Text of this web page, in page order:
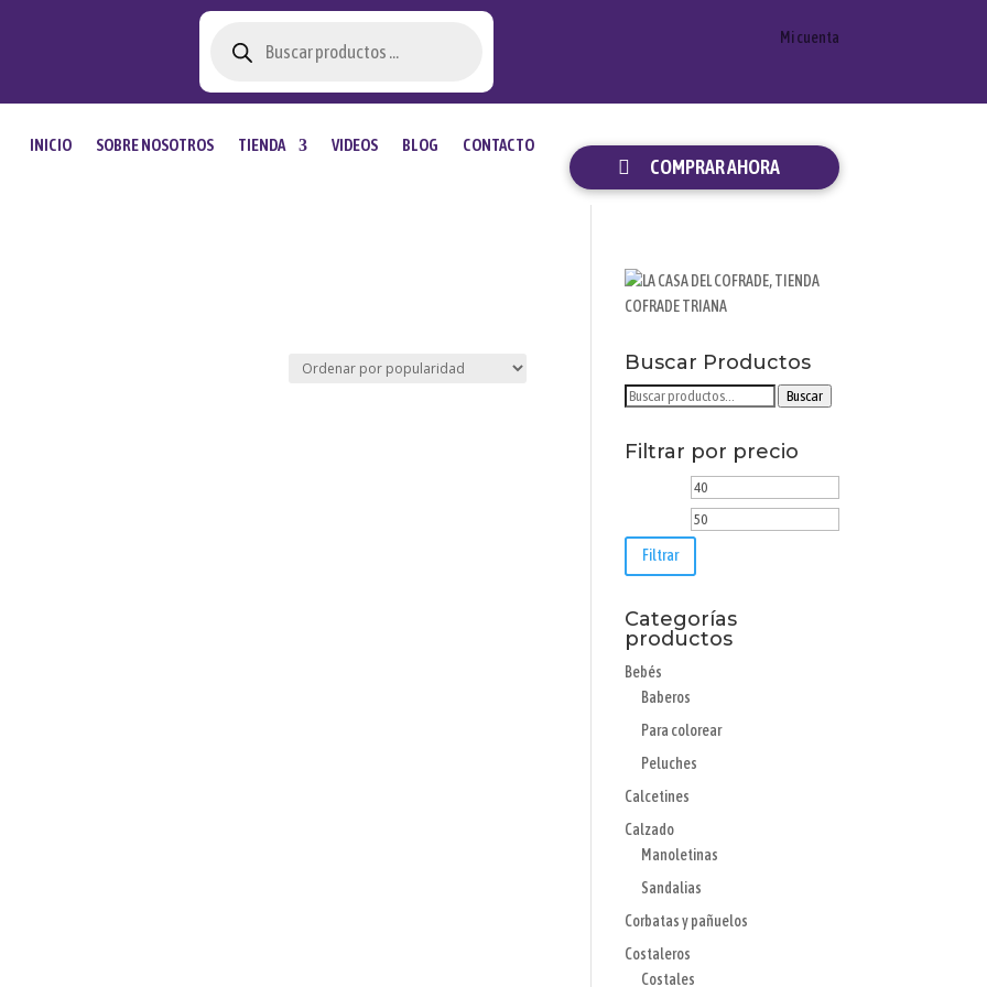
productos
Mi cuenta
INICIO SOBRE NOSOTROS TIENDA VIDEOS BLOG CONTACTO
COMPRAR AHORA
Buscar Productos
Buscar
Buscar
Filtrar por precio
Precio
mínimo
Filtrar
Categorías
productos
Bebés
Baberos
Para colorear
Peluches
Calcetines
Calzado
Manoletinas
Sandalias
Corbatas y pañuelos
Costaleros
Costales